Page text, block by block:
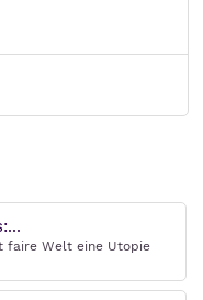
faire Welt eine Utopie